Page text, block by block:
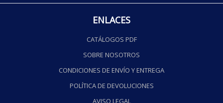
ENLACES
CATÁLOGOS PDF
SOBRE NOSOTROS
CONDICIONES DE ENVÍO Y ENTREGA
POLÍTICA DE DEVOLUCIONES
AVISO LEGAL